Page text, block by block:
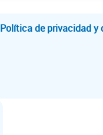
Política de privacidad y